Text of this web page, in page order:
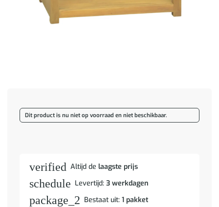
Dit product is nu niet op voorraad en niet beschikbaar.
verified Altijd de laagste prijs
schedule Levertijd: 3 werkdagen
package_2 Bestaat uit: 1 pakket